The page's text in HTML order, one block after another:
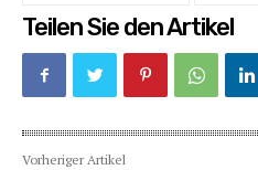
Teilen Sie den Artikel
Vorheriger Artikel